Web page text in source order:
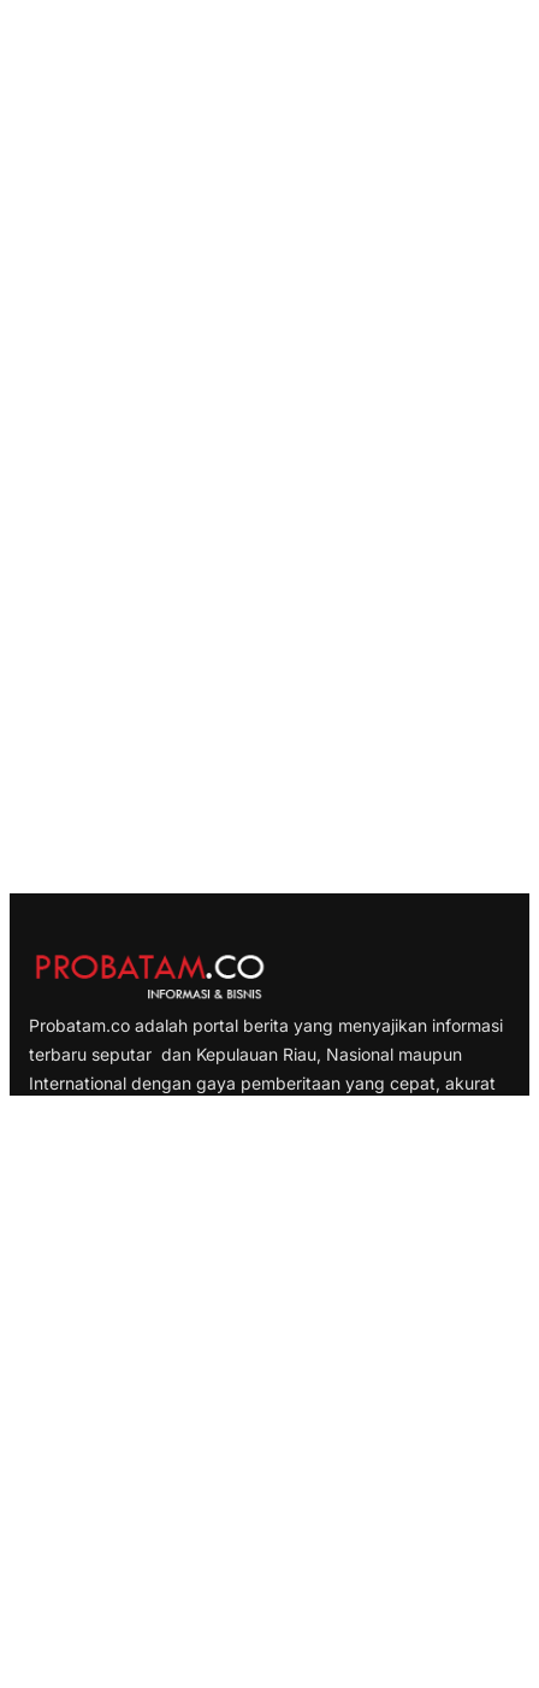
Probatam.co adalah portal berita yang menyajikan informasi
terbaru seputar dan Kepulauan Riau, Nasional maupun
International dengan gaya pemberitaan yang cepat, akurat